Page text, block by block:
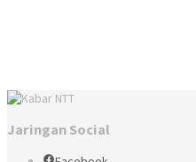
Jaringan Social